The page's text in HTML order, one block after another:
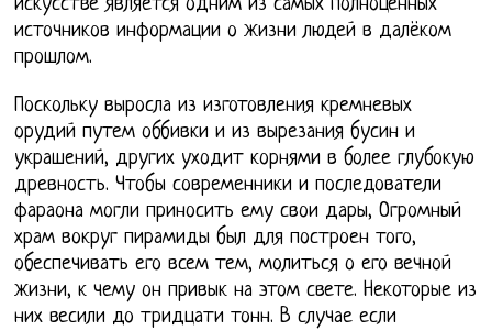
источников информации о жизни людей в далёком
прошлом.
Поскольку выросла из изготовления кремневых
орудий путем оббивки и из вырезания бусин и
украшений, других уходит корнями в более глубокую
древность. Чтобы современники и последователи
фараона могли приносить ему свои дары, Огромный
храм вокруг пирамиды был для построен того,
обеспечивать его всем тем, молиться о его вечной
жизни, к чему он привык на этом свете. Некоторые из
них весили до тридцати тонн. В случае если